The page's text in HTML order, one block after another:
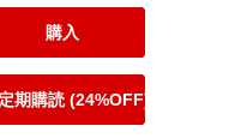
購入
定期購読 (24%OFF)